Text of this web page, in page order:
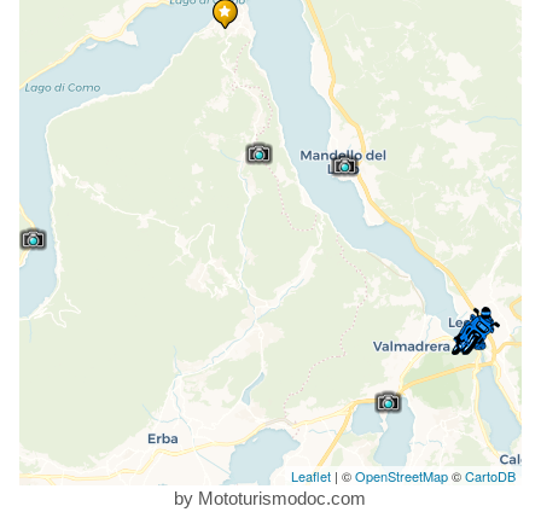
Leaflet | ©OpenStreetMap©CartoDB
by Mototurismodoc.com